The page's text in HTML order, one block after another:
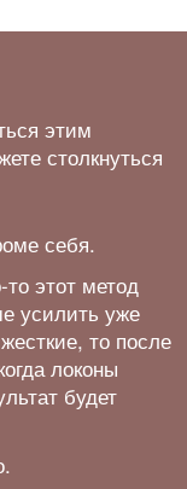
этим
столкнуться
себя.
этот метод
усилить уже
то после
локоны
будет